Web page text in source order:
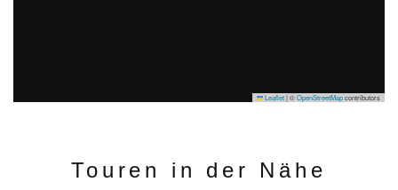
Leaflet|©OpenStreetMapcontributors
Touren in der Nähe